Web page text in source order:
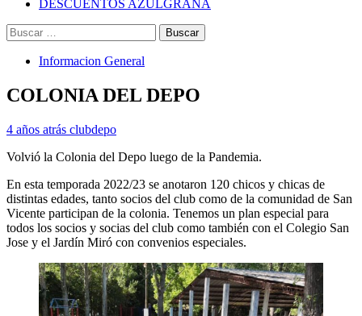
DESCUENTOS AZULGRANA
Buscar:
Informacion General
COLONIA DEL DEPO
4 años atrás clubdepo
Volvió la Colonia del Depo luego de la Pandemia.
En esta temporada 2022/23 se anotaron 120 chicos y chicas de
distintas edades, tanto socios del club como de la comunidad de San
Vicente participan de la colonia. Tenemos un plan especial para
todos los socios y socias del club como también con el Colegio San
Jose y el Jardín Miró con convenios especiales.